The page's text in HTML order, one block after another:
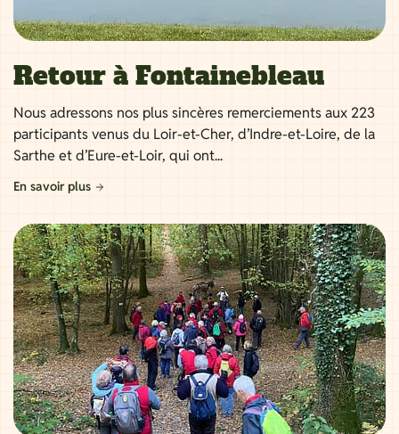
Retour à Fontainebleau
Nous adressons nos plus sincères remerciements aux 223
participants venus du Loir-et-Cher, d’Indre-et-Loire, de la
Sarthe et d’Eure-et-Loir, qui ont...
En savoir plus